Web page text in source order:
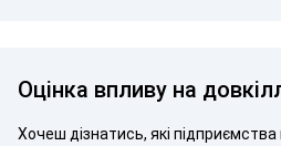
Оцінка впливу на
Хочеш дізнатись, які